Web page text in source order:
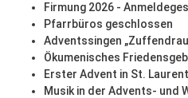
Firmung 2026 -
Pfarrbüros geschlossen
Adventssingen
Ökumenisches
Erster Advent in St.
Musik in der Advents- und